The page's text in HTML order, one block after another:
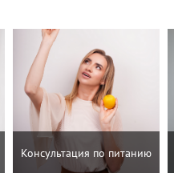
Консультация по питанию